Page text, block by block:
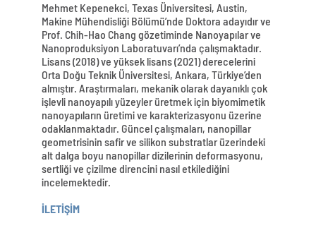
Mehmet Kepenekci, Texas Üniversitesi, Austin,
Makine Mühendisliği Bölümü’nde Doktora adayıdır ve
Prof. Chih-Hao Chang gözetiminde Nanoyapılar ve
Nanoproduksiyon Laboratuvarı’nda çalışmaktadır.
Lisans (2018) ve yüksek lisans (2021) derecelerini
Orta Doğu Teknik Üniversitesi, Ankara, Türkiye’den
almıştır. Araştırmaları, mekanik olarak dayanıklı çok
işlevli nanoyapılı yüzeyler üretmek için biyomimetik
nanoyapıların üretimi ve karakterizasyonu üzerine
odaklanmaktadır. Güncel çalışmaları, nanopillar
geometrisinin safir ve silikon substratlar üzerindeki
alt dalga boyu nanopillar dizilerinin deformasyonu,
sertliği ve çizilme direncini nasıl etkilediğini
incelemektedir.
İLETİŞİM